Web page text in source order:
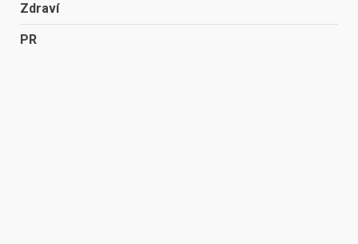
Zdraví
PR